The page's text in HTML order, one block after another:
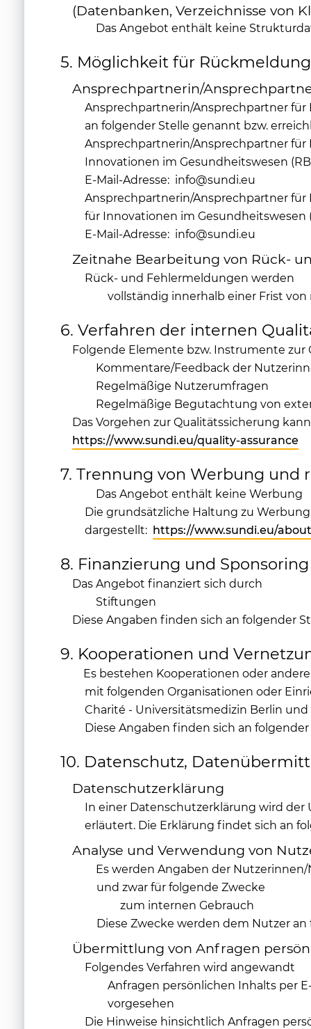
(Datenbanken, Verzeichnisse von
Das Angebot enthält keine
5. Möglichkeit für
Ansprechpartnerin/
Ansprechpartnerin/Ansprechpartner
an folgender Stelle genannt bzw.
Ansprechpartnerin/Ansprechpartner
Innovationen im Gesundheitswesen
E-Mail-Adresse: info@sundi.eu
Ansprechpartnerin/Ansprechpartner
für Innovationen im Gesundheitswesen
E-Mail-Adresse: info@sundi.eu
Zeitnahe Bearbeitung von Rück-
Rück- und Fehlermeldungen werden
vollständig innerhalb einer Frist
6. Verfahren der internen
Folgende Elemente bzw. Instrumente
Kommentare/Feedback der
Regelmäßige Nutzerumfragen
Regelmäßige Begutachtung von
Das Vorgehen zur Qualitätssicherung
https://www.sundi.eu/quality-assurance
7. Trennung von Werbung und
Das Angebot enthält keine Werbung
Die grundsätzliche Haltung zu
dargestellt: https://www.sundi.eu/
8. Finanzierung und Sponsoring
Das Angebot finanziert sich durch
Stiftungen
Diese Angaben finden sich an folgender
9. Kooperationen und
Es bestehen Kooperationen oder
mit folgenden Organisationen oder
Charité - Universitätsmedizin Berlin
Diese Angaben finden sich an
10. Datenschutz,
Datenschutzerklärung
In einer Datenschutzerklärung wird
erläutert. Die Erklärung findet sich an
Analyse und Verwendung von
Es werden Angaben der
und zwar für folgende Zwecke
zum internen Gebrauch
Diese Zwecke werden dem Nutzer
Übermittlung von Anfragen
Folgendes Verfahren wird angewandt
Anfragen persönlichen Inhalts per
vorgesehen
Die Hinweise hinsichtlich Anfragen